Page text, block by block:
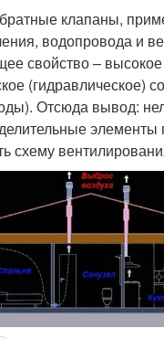
клапаны,
водопровода и
свойство – высокое
(гидравлическое)
Отсюда вывод:
элементы
схему